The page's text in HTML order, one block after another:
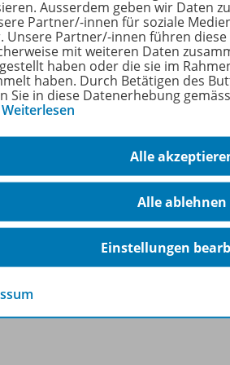
Sie mehr über die Reihe
Produkte
Wort-Pilot
Laute zum Wort
Lieferbar
Ausserdem geben wir Daten
Partner/-innen für soziale
Unsere Partner/-innen führen
mit weiteren Daten
haben oder die sie im
haben. Durch Betätigen des
Sie in diese Datenerhebung gemäss
Weiterlesen
Alle
Alle ablehnen
Einstellungen